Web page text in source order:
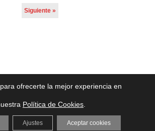
Siguiente »
de Privacidad·Política de Cookies
ofrecerte la mejor experiencia en
Política de Cookies
Aceptar cookies
Ajustes